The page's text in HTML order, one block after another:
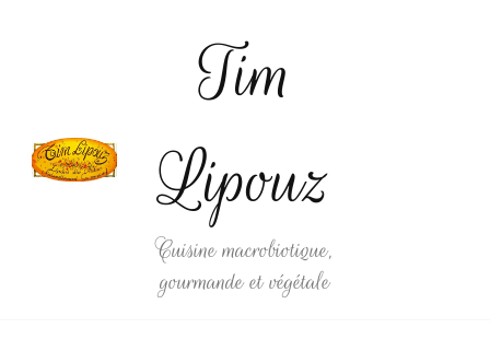
Tim
Lipouz
Cuisine macrobiotique,
gourmande et végétale